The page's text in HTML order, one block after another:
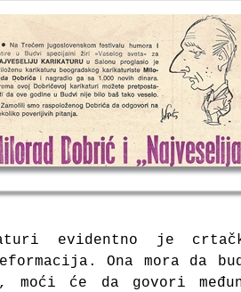
evidentno je
Ona mora da
će da govori